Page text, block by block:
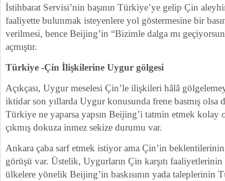
İstihbarat Servisi’nin başının Türkiye’ye gelip Çin
faaliyette bulunmak isteyenlere yol göstermesine bir
verilmesi, bence Beijing’in “Bizimle dalga mı
açmıştır.
Türkiye -Çin İlişkilerine Uygur gölgesi
Açıkçası, Uygur meselesi Çin’le ilişkileri hâlâ
iktidar son yıllarda Uygur konusunda frene basmış olsa
Türkiye ne yaparsa yapsın Beijing’i tatmin etmek kolay
çıkmış dokuza inmez sekize durumu var.
Ankara çaba sarf etmek istiyor ama Çin’in
görüşü var. Üstelik, Uygurların Çin karşıtı
ülkelere yönelik Beijing’in baskısının yada taleplerinin